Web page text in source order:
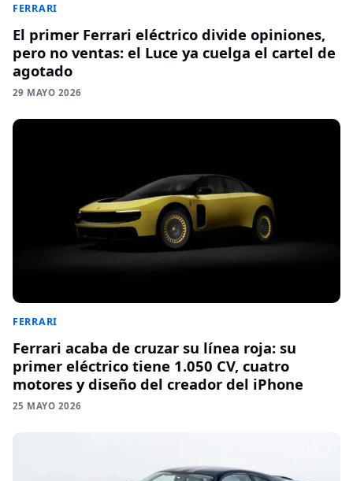
FERRARI
El primer Ferrari eléctrico divide opiniones,
pero no ventas: el Luce ya cuelga el cartel de
agotado
29 MAYO 2026
FERRARI
Ferrari acaba de cruzar su línea roja: su
primer eléctrico tiene 1.050 CV, cuatro
motores y diseño del creador del iPhone
25 MAYO 2026